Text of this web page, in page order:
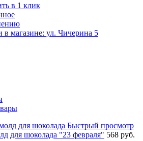
в 1 клик
в магазине: ул. Чичерина 5
Быстрый просмотр
для шоколада "23 февраля" 568 руб.